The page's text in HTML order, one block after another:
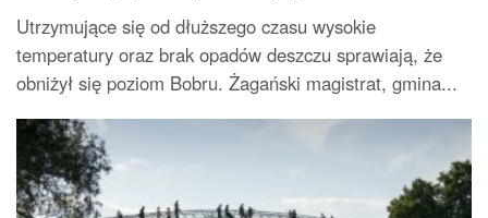
Utrzymujące się od dłuższego czasu wysokie
temperatury oraz brak opadów deszczu sprawiają, że
obniżył się poziom Bobru. Żagański magistrat, gmina...